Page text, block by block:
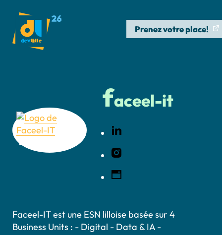
Prenez votre place!
faceel-it
Faceel-IT est une ESN lilloise basée sur 4
Business Units : - Digital - Data & IA -